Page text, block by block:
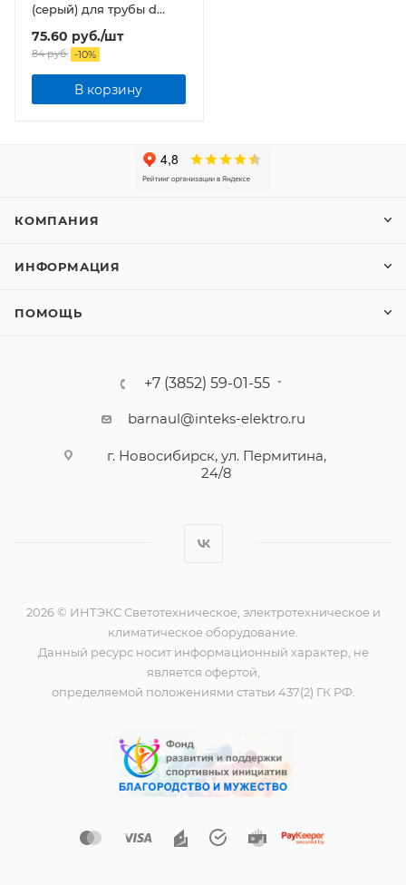
(серый) для трубы d
75.60 руб./шт
84руб. -10%
В корзину
КОМПАНИЯ
ИНФОРМАЦИЯ
ПОМОЩЬ
+7 (3852) 59-01-55
barnaul@inteks-elektro.ru
г. Новосибирск, ул. Пермитина,
24/8
2026 © ИНТЭКС Светотехническое, электротехническое и
климатическое оборудование.
Данный ресурс носит информационный характер, не
является офертой,
определяемой положениями статьи 437(2) ГК РФ.